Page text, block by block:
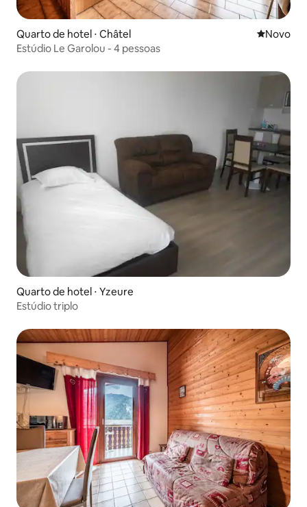
Quarto de hotel ⋅ Châtel Novo
Novo
Estúdio Le Garolou - 4 pessoas
Quarto de hotel ⋅ Yzeure
Estúdio triplo